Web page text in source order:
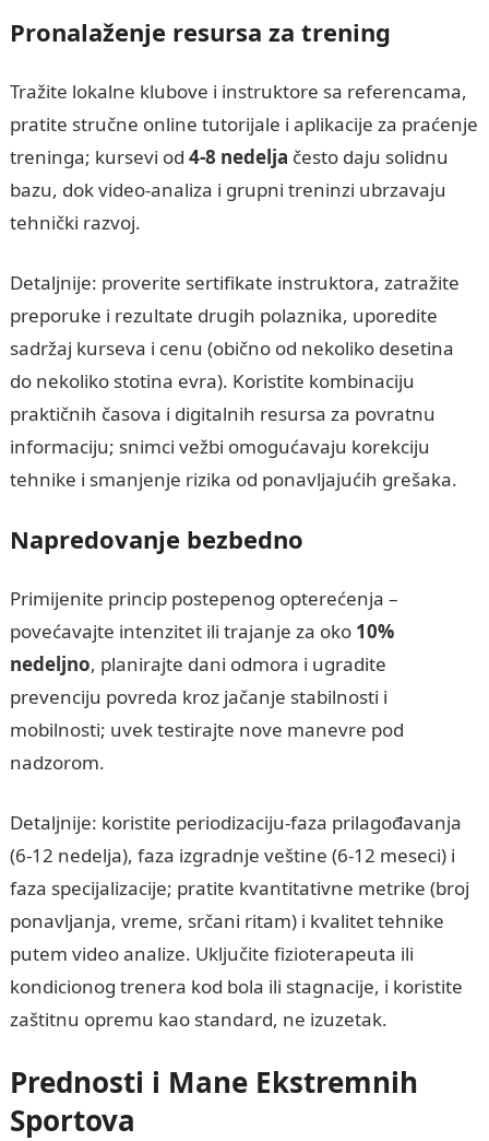
Pronalaženje resursa za trening
Tražite lokalne klubove i instruktore sa referencama,
pratite stručne online tutorijale i aplikacije za praćenje
treninga; kursevi od 4-8 nedelja često daju solidnu
bazu, dok video-analiza i grupni treninzi ubrzavaju
tehnički razvoj.
Detaljnije: proverite sertifikate instruktora, zatražite
preporuke i rezultate drugih polaznika, uporedite
sadržaj kurseva i cenu (obično od nekoliko desetina
do nekoliko stotina evra). Koristite kombinaciju
praktičnih časova i digitalnih resursa za povratnu
informaciju; snimci vežbi omogućavaju korekciju
tehnike i smanjenje rizika od ponavljajućih grešaka.
Napredovanje bezbedno
Primijenite princip postepenog opterećenja –
povećavajte intenzitet ili trajanje za oko 10%
nedeljno, planirajte dani odmora i ugradite
prevenciju povreda kroz jačanje stabilnosti i
mobilnosti; uvek testirajte nove manevre pod
nadzorom.
Detaljnije: koristite periodizaciju-faza prilagođavanja
(6-12 nedelja), faza izgradnje veštine (6-12 meseci) i
faza specijalizacije; pratite kvantitativne metrike (broj
ponavljanja, vreme, srčani ritam) i kvalitet tehnike
putem video analize. Uključite fizioterapeuta ili
kondicionog trenera kod bola ili stagnacije, i koristite
zaštitnu opremu kao standard, ne izuzetak.
Prednosti i Mane Ekstremnih
Sportova